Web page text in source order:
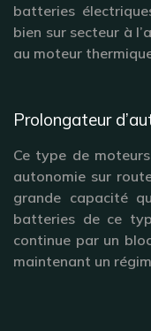
batteries
bien sur secteur à
au moteur
Prolongateur
Ce type de
autonomie sur
grande capacité
batteries de ce
continue par un
maintenant un